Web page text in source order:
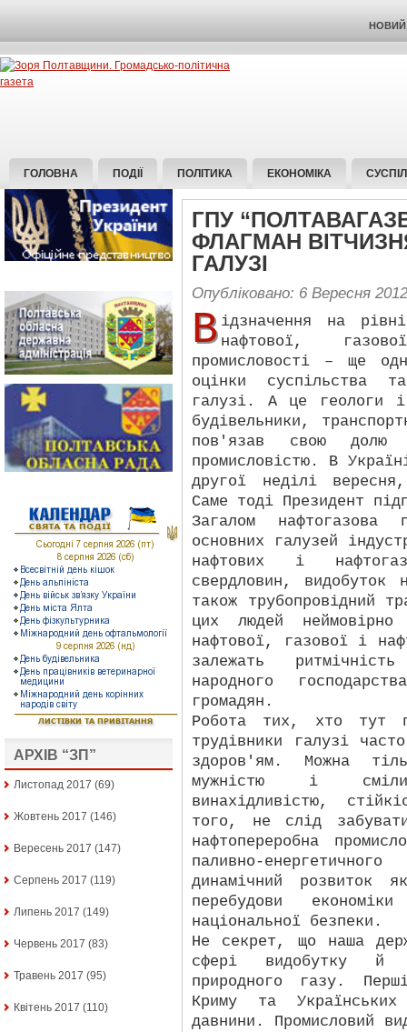
НОВИЙ
ГОЛОВНА ПОДІЇ ПОЛІТИКА ЕКОНОМІКА
АРХІВ “ЗП”
Листопад 2017 (69)
Жовтень 2017 (146)
Вересень 2017 (147)
Серпень 2017 (119)
Липень 2017 (149)
Червень 2017 (83)
Травень 2017 (95)
Квітень 2017 (110)
ГПУ
ФЛАГМАН
ГАЛУЗІ
Опубліковано: 6 Вересня 2012
В ідзначення на
нафтової,
промисловості – ще
оцінки суспільства
галузі. А це геологи
будівельники,
пов'язав свою
промисловістю. В
другої неділі
Саме тоді Президент
Загалом
основних галузей
нафтових і
свердловин,
також трубопровідний
цих людей
нафтової, газової і
залежать
народного
громадян.
Робота тих, хто тут
трудівники галузі
здоров'ям. Можна
мужністю і
винахідливістю,
того, не слід
нафтопереробна
паливно-
динамічний розвиток
перебудови
національної безпеки.
Не секрет, що наша
сфері видобутку й
природного газу.
Криму та
давнини. Промисловий